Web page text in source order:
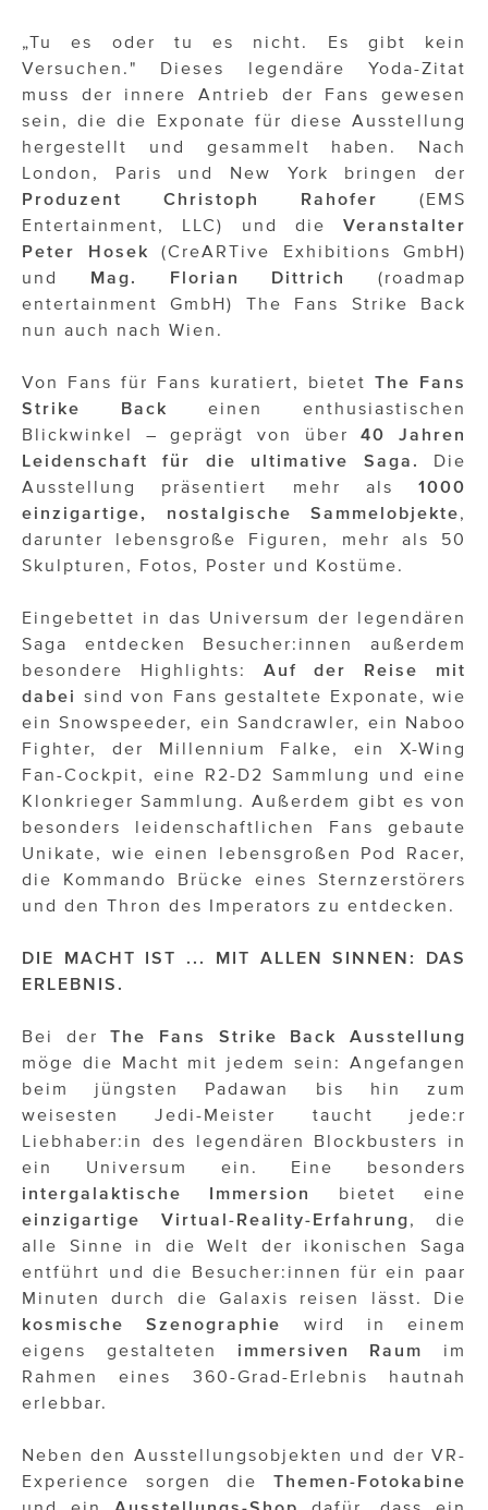
OTTO AM DONAUKANAL
sehen!wutscher
Solid & Bold
St. Peter Stiftskulinarium
Susanne Wuest
The Budims
TOG Studio
Upside Down Town Hotel – Neue Post
VieSFF – Vienna Spanish Film Festival
ÜBER UNS
„Tu es oder tu es nicht. Es gibt kein
Versuchen." Dieses legendäre Yoda-Zitat
muss der innere Antrieb der Fans gewesen
sein, die die Exponate für diese Ausstellung
hergestellt und gesammelt haben. Nach
London, Paris und New York bringen der
Produzent Christoph Rahofer
(EMS
Entertainment, LLC) und die Veranstalter
Peter Hosek (CreARTive Exhibitions GmbH)
und Mag. Florian Dittrich
(roadmap
entertainment GmbH) The Fans Strike Back
nun auch nach Wien.
Von Fans für Fans kuratiert, bietet The Fans
Strike Back
einen enthusiastischen
Blickwinkel – geprägt von über40 Jahren
Leidenschaft für die ultimative Saga.
Die
Ausstellung präsentiert mehr als 1000
einzigartige, nostalgische Sammelobjekte,
darunter lebensgroße Figuren, mehr als 50
Skulpturen, Fotos, Poster und Kostüme.
Eingebettet in das Universum der legendären
Saga entdecken Besucher:innen außerdem
besondere Highlights: Auf der Reise mit
dabei sind von Fans gestaltete Exponate, wie
ein Snowspeeder, ein Sandcrawler, ein Naboo
Fighter, der Millennium Falke, ein X-Wing
Fan-Cockpit, eine R2-D2 Sammlung und eine
Klonkrieger Sammlung. Außerdem gibt es von
besonders leidenschaftlichen Fans gebaute
Unikate, wie einen lebensgroßen Pod Racer,
die Kommando Brücke eines Sternzerstörers
und den Thron des Imperators zu entdecken.
DIE MACHT IST ... MIT ALLEN SINNEN: DAS
ERLEBNIS.
Bei derThe Fans Strike Back Ausstellung
möge die Macht mit jedem sein: Angefangen
beim jüngsten Padawan bis hin zum
weisesten Jedi-Meister taucht jede:r
Liebhaber:in des legendären Blockbusters in
ein Universum ein. Eine besonders
intergalaktische Immersion
bietet eine
einzigartige Virtual-Reality-Erfahrung, die
alle Sinne in die Welt der ikonischen Saga
entführt und die Besucher:innen für ein paar
Minuten durch die Galaxis reisen lässt. Die
kosmische Szenographie
wird in einem
eigens gestalteten
immersiven Raum
im
Rahmen eines 360-Grad-Erlebnis hautnah
erlebbar.
Neben den Ausstellungsobjekten und der VR-
Experience sorgen die Themen-Fotokabine